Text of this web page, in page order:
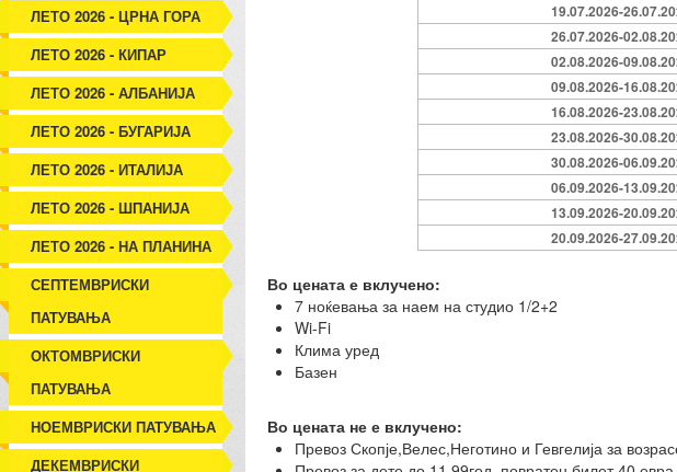
ЛЕТО 2026 - ЦРНА ГОРА
ЛЕТО 2026 - КИПАР
ЛЕТО 2026 - АЛБАНИЈА
ЛЕТО 2026 - БУГАРИЈА
ЛЕТО 2026 - ИТАЛИЈА
ЛЕТО 2026 - ШПАНИЈА
ЛЕТО 2026 - НА ПЛАНИНА
СЕПТЕМВРИСКИ
ПАТУВАЊА
ОКТОМВРИСКИ
ПАТУВАЊА
НОЕМВРИСКИ ПАТУВАЊА
ДЕКЕМВРИСКИ
19.07.2026-
26.07.2026-
02.08.2026-
09.08.2026-
16.08.2026-
23.08.2026-
30.08.2026-
06.09.2026-
13.09.2026-
20.09.2026-
Во цената е вклучено:
7 ноќевања за наем на студио 1/2+2
Wi-Fi
Клима уред
Базен
Во цената не е вклучено:
Превоз Скопје,Велес,Неготино и Гевгелија за